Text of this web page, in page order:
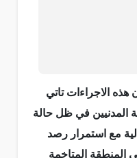
هذه الاجراءات تاتي
المدنيين في ظل حالة
مع استمرار رصد
المنطقة المتاخمة